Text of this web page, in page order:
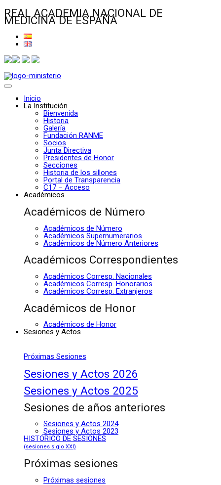
REAL ACADEMIA NACIONAL DE
MEDICINA DE ESPAÑA
Inicio
La Institución
Bienvenida
Historia
Galería
Fundación RANME
Socios
Junta Directiva
Presidentes de Honor
Secciones
Historia de los sillones
Portal de Transparencia
C17 – Acceso
Académicos
Académicos de Número
Académicos de Número
Académicos Supernumerarios
Académicos de Número Anteriores
Académicos Correspondientes
Académicos Corresp. Nacionales
Académicos Corresp. Honorarios
Académicos Corresp. Extranjeros
Académicos de Honor
Académicos de Honor
Sesiones y Actos
Próximas Sesiones
Sesiones y Actos 2026
Sesiones y Actos 2025
Sesiones de años anteriores
Sesiones y Actos 2024
Sesiones y Actos 2023
HISTÓRICO DE SESIONES
(sesiones siglo XXI)
Próximas sesiones
Próximas sesiones